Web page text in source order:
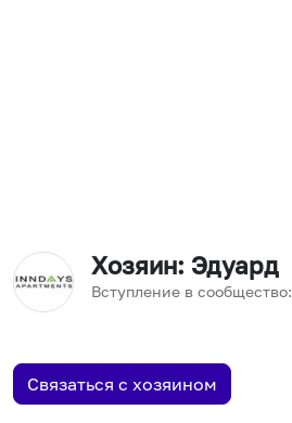
Хозяин: Эдуард
Вступление в сообщество:
Связаться с хозяином